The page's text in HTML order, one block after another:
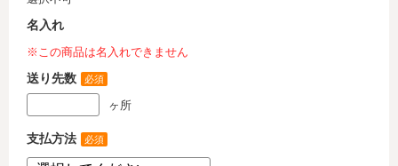
名入れ
※この商品は名入れできません
送り先数 必須
ヶ所
支払方法 必須